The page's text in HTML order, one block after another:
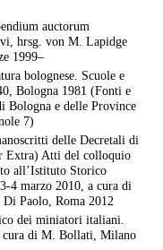
auctorum
hrsg. von M. Lapidge
1999–
bolognese. Scuole e
Bologna 1981 (Fonti e
Bologna e delle Province
7)
delle Decretali di
Extra) Atti del colloquio
all’Istituto Storico
4 marzo 2010, a cura di
Paolo, Roma 2012
dei miniatori italiani.
di M. Bollati, Milano